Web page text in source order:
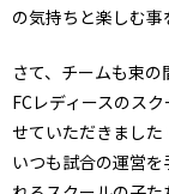
の気持ちと楽しむ事
さて、チームも束
FCレディースのス
せていただきました
いつも試合の運営